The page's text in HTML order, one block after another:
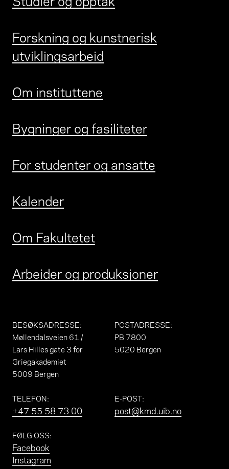
BESØKSADRESSE:
Møllendalsveien 61 /
Lars Hilles gate 3 for
Griegakademiet
5009 Bergen
POSTADRESSE:
PB 7800
5020 Bergen
TELEFON:
+47 55 58 73 00
E-POST:
post@kmd.uib.no
FØLG OSS:
Facebook
Instagram
Forskning og kunstnerisk
utviklingsarbeid
Om instituttene
Bygninger og fasiliteter
For studenter og ansatte
Kalender
Om Fakultetet
Arbeider og produksjoner